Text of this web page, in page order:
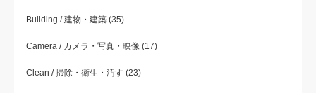
Building / 建物・建築 (35)
Camera / カメラ・写真・映像 (17)
Clean / 掃除・衛生・汚す (23)